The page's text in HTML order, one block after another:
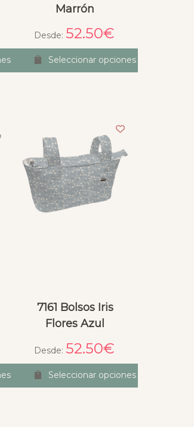
Marrón
Desde: 52.50€
Seleccionar opciones
7161 Bolsos Iris
Flores Azul
Desde: 52.50€
Seleccionar opciones